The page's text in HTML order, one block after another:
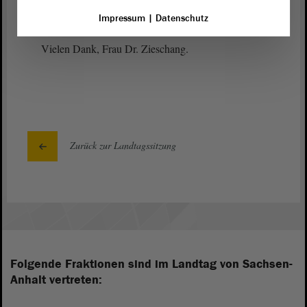
Vizepräsidentin Anne-Marie Keding:
Vielen Dank, Frau Dr. Zieschang.
Zurück zur Landtagssitzung
Folgende Fraktionen sind im Landtag von Sachsen-
Anhalt vertreten:
Impressum| Datenschutz